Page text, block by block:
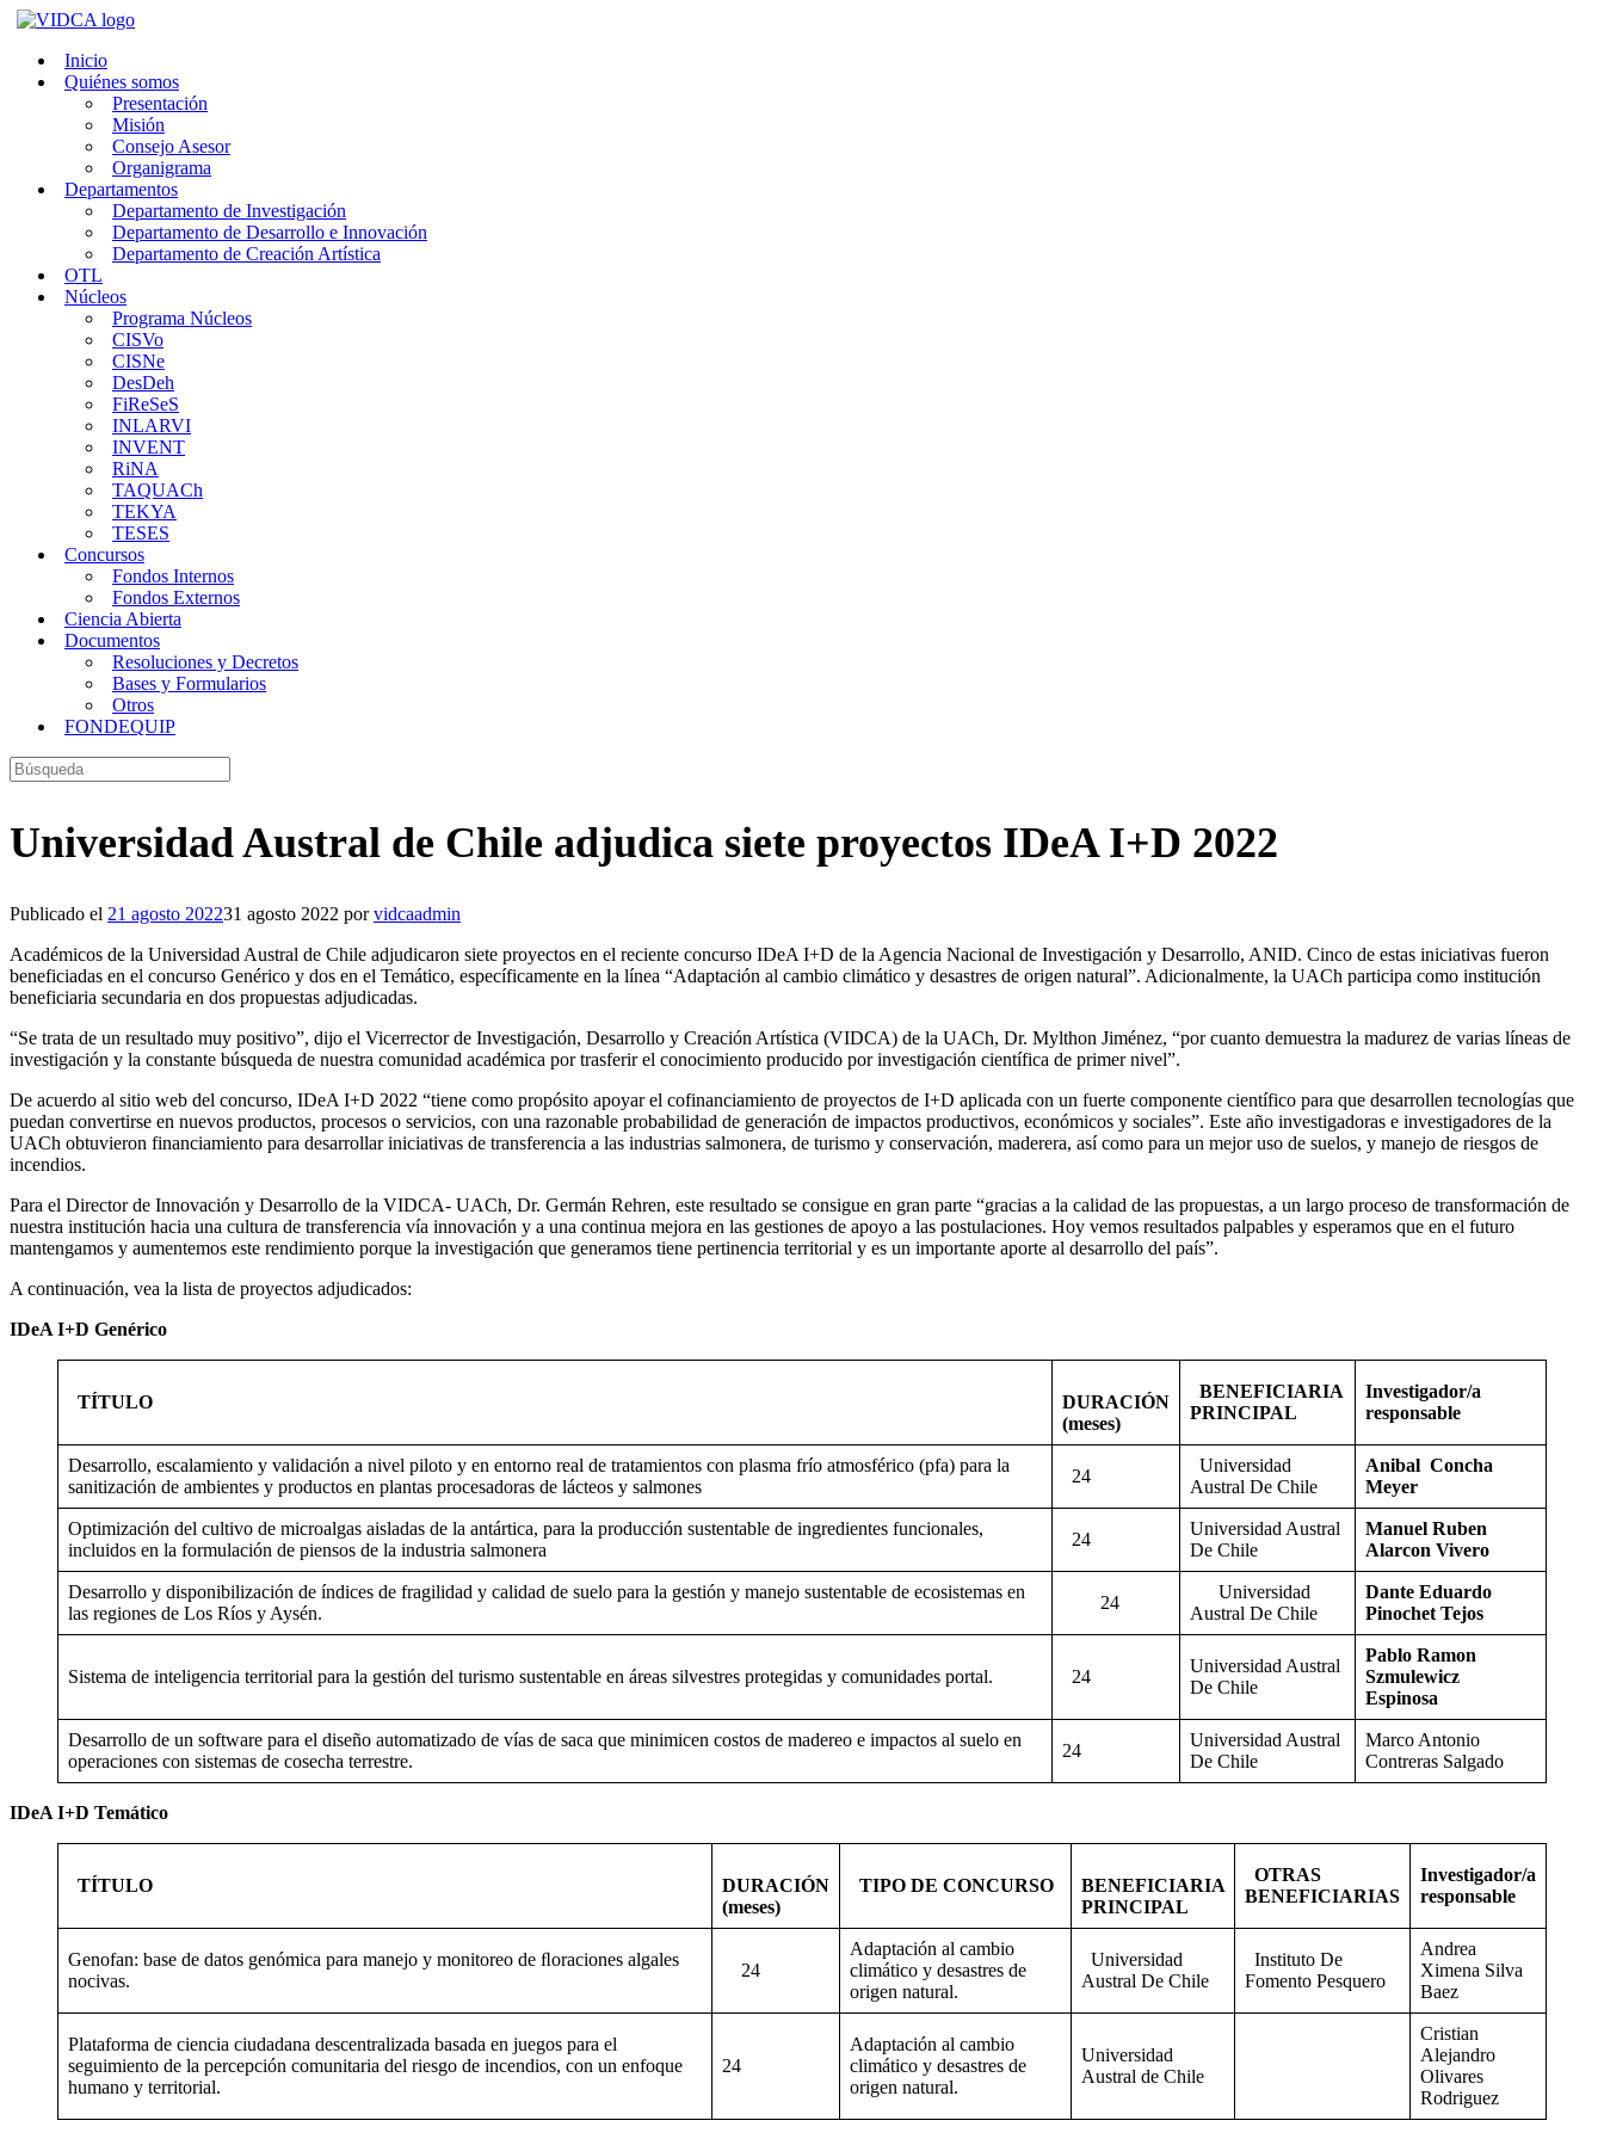
Saltar
contenidoInicio
Quiénes somos
Presentación
Misión
Consejo Asesor
Organigrama
Departamentos
Departamento de Investigación
Departamento de Desarrollo e Innovación
Departamento de Creación Artística
OTL
Núcleos
Programa Núcleos
CISVo
CISNe
DesDeh
FiReSeS
INLARVI
INVENT
RiNA
TAQUACh
TEKYA
TESES
Concursos
Fondos Internos
Fondos Externos
Ciencia Abierta
Documentos
Resoluciones y Decretos
Bases y Formularios
Otros
FONDEQUIP
Buscar:
Universidad Austral de Chile adjudica siete proyectos IDeA I+D 2022
Publicado el 21 agosto 202231 agosto 2022 porvidcaadmin
Académicos de la Universidad Austral de Chile adjudicaron siete proyectos en el reciente concurso IDeA I+D de la Agencia Nacional de Investigación y Desarrollo, ANID. Cinco de estas iniciativas fueron
beneficiadas en el concurso Genérico y dos en el Temático, específicamente en la línea “Adaptación al cambio climático y desastres de origen natural”. Adicionalmente, la UACh participa como institución
beneficiaria secundaria en dos propuestas adjudicadas.
“Se trata de un resultado muy positivo”, dijo el Vicerrector de Investigación, Desarrollo y Creación Artística (VIDCA) de la UACh, Dr. Mylthon Jiménez, “por cuanto demuestra la madurez de varias líneas de
investigación y la constante búsqueda de nuestra comunidad académica por trasferir el conocimiento producido por investigación científica de primer nivel”.
De acuerdo al sitio web del concurso, IDeA I+D 2022 “tiene como propósito apoyar el cofinanciamiento de proyectos de I+D aplicada con un fuerte componente científico para que desarrollen tecnologías que
puedan convertirse en nuevos productos, procesos o servicios, con una razonable probabilidad de generación de impactos productivos, económicos y sociales”. Este año investigadoras e investigadores de la
UACh obtuvieron financiamiento para desarrollar iniciativas de transferencia a las industrias salmonera, de turismo y conservación, maderera, así como para un mejor uso de suelos, y manejo de riesgos de
incendios.
Para el Director de Innovación y Desarrollo de la VIDCA- UACh, Dr. Germán Rehren, este resultado se consigue en gran parte “gracias a la calidad de las propuestas, a un largo proceso de transformación de
nuestra institución hacia una cultura de transferencia vía innovación y a una continua mejora en las gestiones de apoyo a las postulaciones. Hoy vemos resultados palpables y esperamos que en el futuro
mantengamos y aumentemos este rendimiento porque la investigación que generamos tiene pertinencia territorial y es un importante aporte al desarrollo del país”.
A continuación, vea la lista de proyectos adjudicados:
IDeA I+D Genérico
TÍTULO
DURACIÓN
(meses)
BENEFICIARIA
PRINCIPAL
Investigador/a
responsable
Desarrollo, escalamiento y validación a nivel piloto y en entorno real de tratamientos con plasma frío atmosférico (pfa) para la
sanitización de ambientes y productos en plantas procesadoras de lácteos y salmones
24
Universidad
Austral De Chile
Anibal Concha
Meyer
Optimización del cultivo de microalgas aisladas de la antártica, para la producción sustentable de ingredientes funcionales,
incluidos en la formulación de piensos de la industria salmonera
24
Universidad Austral
De Chile
Manuel Ruben
Alarcon Vivero
Desarrollo y disponibilización de índices de fragilidad y calidad de suelo para la gestión y manejo sustentable de ecosistemas en
las regiones de Los Ríos y Aysén.
24
Universidad
Austral De Chile
Dante Eduardo
Pinochet Tejos
Sistema de inteligencia territorial para la gestión del turismo sustentable en áreas silvestres protegidas y comunidades portal. 24
Universidad Austral
De Chile
Pablo Ramon
Szmulewicz
Espinosa
Desarrollo de un software para el diseño automatizado de vías de saca que minimicen costos de madereo e impactos al suelo en
operaciones con sistemas de cosecha terrestre.
24
Universidad Austral
De Chile
Marco Antonio
Contreras Salgado
IDeA I+D Temático
TÍTULO
DURACIÓN
(meses)
TIPO DE CONCURSO
BENEFICIARIA
PRINCIPAL
OTRAS
BENEFICIARIAS
Investigador/a
responsable
Genofan: base de datos genómica para manejo y monitoreo de ﬂoraciones algales
nocivas.
24
Adaptación al cambio
climático y desastres de
origen natural.
Universidad
Austral De Chile
Instituto De
Fomento Pesquero
Andrea
Ximena Silva
Baez
Plataforma de ciencia ciudadana descentralizada basada en juegos para el
seguimiento de la percepción comunitaria del riesgo de incendios, con un enfoque
humano y territorial.
24
Adaptación al cambio
climático y desastres de
origen natural.
Universidad
Austral de Chile
Cristian
Alejandro
Olivares
Rodriguez